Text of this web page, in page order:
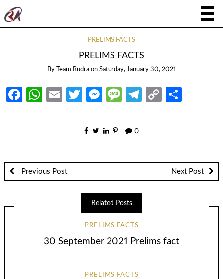
PRELIMS FACTS
PRELIMS FACTS
By Team Rudra on Saturday, January 30, 2021
Facebook
WhatsApp
EmailTwitter
Messenger
Message
Telegram
Copy
0
Previous Post Next Post
Related Posts
PRELIMS FACTS
30 September 2021 Prelims fact
PRELIMS FACTS